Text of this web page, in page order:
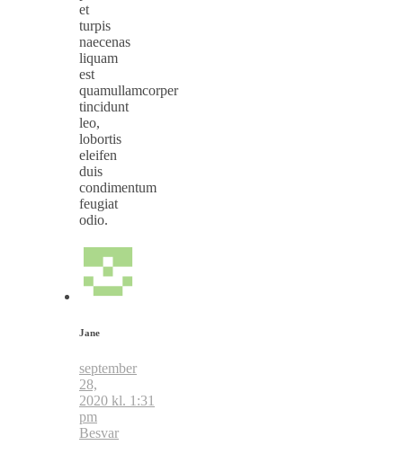
et
turpis
naecenas
liquam
est
quamullamcorper
tincidunt
leo,
lobortis
eleifen
duis
condimentum
feugiat
odio.
Jane
september
28,
2020 kl. 1:31
pm
Besvar